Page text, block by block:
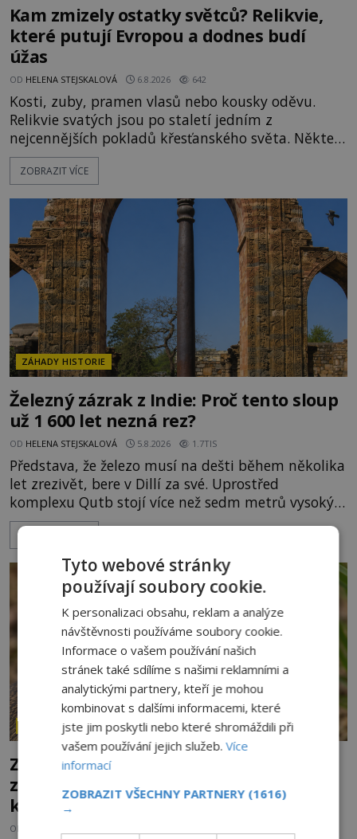
Kam zmizely ostatky světců? Relikvie,
které putují Evropou a dodnes budí
úžas
OD HELENA STEJSKALOVÁ 6.8.2026 642
Kosti, zuby, pramen vlasů nebo kousky oděvu.
Relikvie svatých jsou po staletí jedním z
nejcennějších pokladů křesťanského světa. Některé
mají pečlivě doloženou historii, jiné provází
záhady, krádeže i nečekané objevy. Jejich osudy
o skutečné historické události. Ve středověké
Evropě mají relikvie mimořádnou hodnotu. Nejsou
jen předmětem úcty
ZOBRAZIT VÍCE
ZÁHADY HISTORIE
Železný zázrak z Indie: Proč tento sloup
už 1 600 let nezná rez?
OD HELENA STEJSKALOVÁ 5.8.2026 1.7TIS
Představa, že železo musí na dešti během několika
let zrezivět, bere v Dillí za své. Uprostřed
komplexu Qutb stojí více než sedm metrů vysoký
železný sloup, který už přibližně 1 600 let odolává
počasí s jen nepatrnými stopami koroze. Jeho
mimořádná trvanlivost dlouho živí legendy o
ztracených technologiích či tajemných
materiálech. Moderní metalurgie však ukazuje, že
skutečné vysvětlení je ješt
ZÁHADY HISTORIE
Zrod legend o válečné lsti: Opravdu na
zmatení nepřítele vypouštěli vypasené
králíky?
OD
Tyto webové stránky
používají soubory cookie.
K personalizaci obsahu, reklam a analýze
návštěvnosti používáme soubory cookie.
Informace o vašem používání našich
stránek také sdílíme s našimi reklamními a
analytickými partnery, kteří je mohou
kombinovat s dalšími informacemi, které
jste jim poskytli nebo které shromáždili při
vašem používání jejich služeb.Více
informací
ZOBRAZIT VŠECHNY PARTNERY (1616)
→